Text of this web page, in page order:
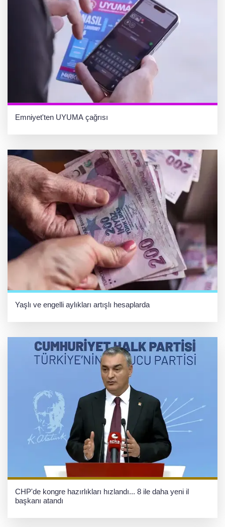
Emniyet'ten UYUMA çağrısı
Yaşlı ve engelli aylıkları artışlı hesaplarda
CHP'de kongre hazırlıkları hızlandı... 8 ile daha yeni il
başkanı atandı